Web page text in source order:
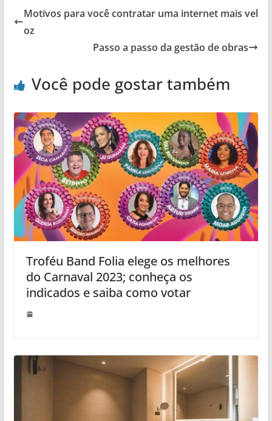
Motivos para você contratar uma internet mais vel
oz
Passo a passo da gestão de obras
Você pode gostar também
Troféu Band Folia elege os melhores
do Carnaval 2023; conheça os
indicados e saiba como votar